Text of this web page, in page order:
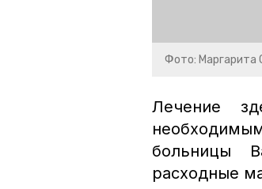
Фото: Маргарита
Лечение
больницы
расходные